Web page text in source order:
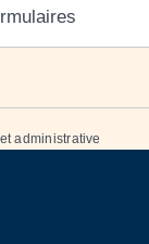
administrative